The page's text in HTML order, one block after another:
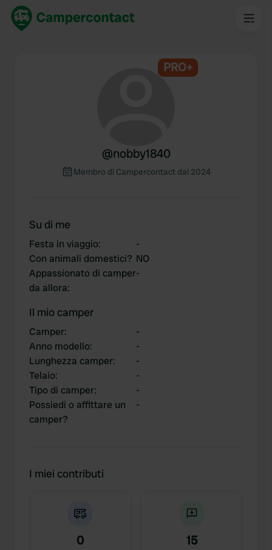
PRO+
@nobby1840
Membro di Campercontact dal 2024
Su di me
Festa in viaggio:
-
Con animali domestici? NO
Appassionato di camper
da allora:
-
Il mio camper
Camper:
-
Anno modello:
-
Lunghezza camper:
-
Telaio:
-
Tipo di camper:
-
Possiedi o affittare un
camper?
-
I miei contributi
0 15